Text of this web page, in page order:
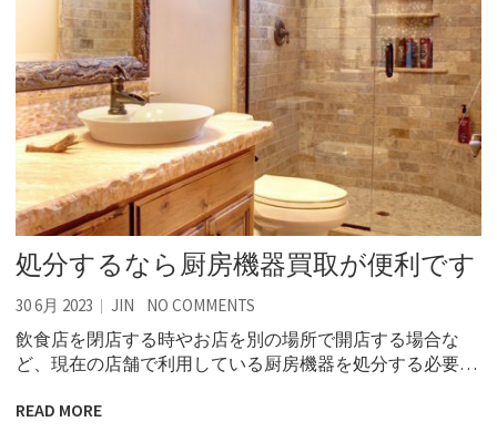
処分するなら厨房機器買取が便利です
30 6月 2023 JIN NO COMMENTS
飲食店を閉店する時やお店を別の場所で開店する場合な
ど、現在の店舗で利用している厨房機器を処分する必要…
READ MORE